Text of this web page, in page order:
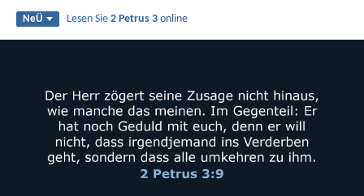
NeÜ Lesen Sie2 Petrus 3 online